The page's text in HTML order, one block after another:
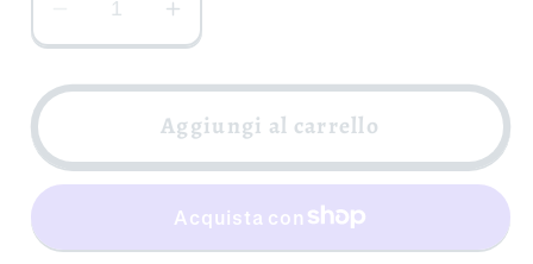
Diminuisci
quantità
per
DOCG
-
Lonardo
Aumenta
quantità
per
Taurasi
-
Cantine
Lonardo
Aggiungi al carrello